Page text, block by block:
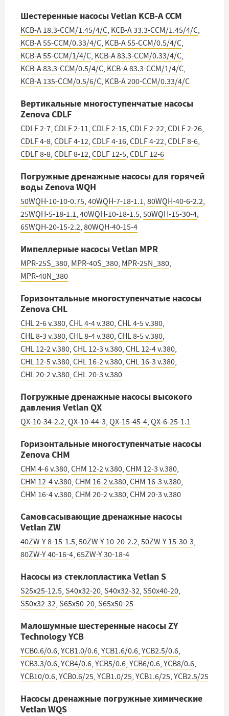
Шестеренные насосы Vetlan KCB-A CCM
KCB-A 18.3-CCM/1.45/4/C, KCB-A 33.3-CCM/1.45/4/C,
KCB-A 55-CCM/0.33/4/C, KCB-A 55-CCM/0.5/4/C,
KCB-A 55-CCM/1/4/C, KCB-A 83.3-CCM/0.33/4/C,
KCB-A 83.3-CCM/0.5/4/C, KCB-A 83.3-CCM/1/4/C,
KCB-A 135-CCM/0.5/6/C, KCB-A 200-CCM/0.33/4/C
Вертикальные многоступенчатые насосы
Zenova CDLF
CDLF 2-7, CDLF 2-11, CDLF 2-15, CDLF 2-22, CDLF 2-26,
CDLF 4-8, CDLF 4-12, CDLF 4-16, CDLF 4-22, CDLF 8-6,
CDLF 8-8, CDLF 8-12, CDLF 12-5, CDLF 12-6
Погружные дренажные насосы для горячей
воды Zenova WQH
50WQH-10-10-0.75, 40WQH-7-18-1.1, 80WQH-40-6-2.2,
25WQH-5-18-1.1, 40WQH-10-18-1.5, 50WQH-15-30-4,
65WQH-20-15-2.2, 80WQH-40-15-4
Импеллерные насосы Vetlan MPR
MPR-25S_380, MPR-40S_380, MPR-25N_380,
MPR-40N_380
Горизонтальные многоступенчатые насосы
Zenova CHL
CHL 2-6 v.380, CHL 4-4 v.380, CHL 4-5 v.380,
CHL 8-3 v.380, CHL 8-4 v.380, CHL 8-5 v.380,
CHL 12-2 v.380, CHL 12-3 v.380, CHL 12-4 v.380,
CHL 12-5 v.380, CHL 16-2 v.380, CHL 16-3 v.380,
CHL 20-2 v.380, CHL 20-3 v.380
Погружные дренажные насосы высокого
давления Vetlan QX
QX-10-34-2.2, QX-10-44-3, QX-15-45-4, QX-6-25-1.1
Горизонтальные многоступенчатые насосы
Zenova CHM
CHM 4-6 v.380, CHM 12-2 v.380, CHM 12-3 v.380,
CHM 12-4 v.380, CHM 16-2 v.380, CHM 16-3 v.380,
CHM 16-4 v.380, CHM 20-2 v.380, CHM 20-3 v.380
Самовсасывающие дренажные насосы
Vetlan ZW
40ZW-Y 8-15-1.5, 50ZW-Y 10-20-2.2, 50ZW-Y 15-30-3,
80ZW-Y 40-16-4, 65ZW-Y 30-18-4
Насосы из стеклопластика Vetlan S
S25x25-12.5, S40x32-20, S40x32-32, S50x40-20,
S50x32-32, S65x50-20, S65x50-25
Малошумные шестеренные насосы ZY
Technology YCB
YCB0.6/0.6, YCB1.0/0.6, YCB1.6/0.6, YCB2.5/0.6,
YCB3.3/0.6, YCB4/0.6, YCB5/0.6, YCB6/0.6, YCB8/0.6,
YCB10/0.6, YCB0.6/25, YCB1.0/25, YCB1.6/25, YCB2.5/25
Насосы дренажные погружные химические
Vetlan WQS